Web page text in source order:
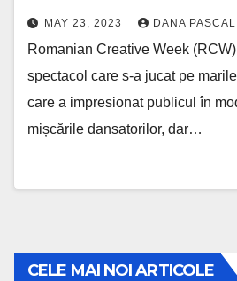
MAY 23, 2023 DANA PASCAL
Romanian Creative Week
spectacol care s-a jucat pe
care a impresionat publicul în
mișcările dansatorilor, dar…
CELE MAI NOI ARTICOLE